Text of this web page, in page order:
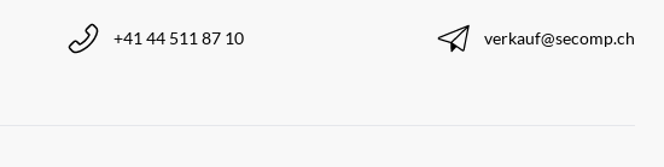
+41 44 511 87 10 verkauf@secomp.ch